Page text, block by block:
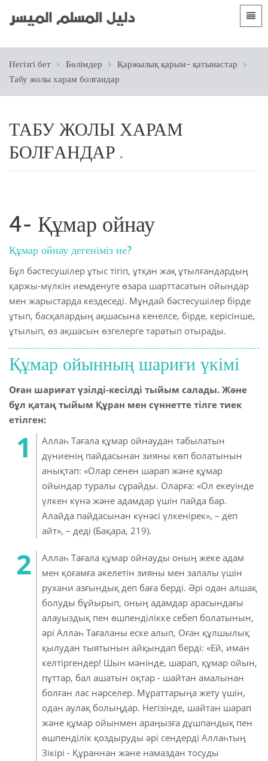
Кіріспе
الأقسام
Shqip
Français
Bahasa Indonesia
Қазақ
فارسی
Somali
Kiswahili
Türkçe
اردو
o'zbek
Yorùbá
Негізгі бет Бөлімдер
Қаржылық қарым- қатынастар
Табу жолы харам болғандар
ТАБУ ЖОЛЫ ХАРАМ
БОЛҒАНДАР
4- Құмар ойнау
Құмар ойнау дегеніміз не?
Бұл бәстесушілер ұтыс тігіп, ұтқан жақ ұтылғандардың
қаржы-мүлкін иемденуге өзара шарттасатын ойындар
мен жарыстарда кездеседі. Мұндай бәстесушілер бірде
ұтып, басқалардың ақшасына кенелсе, бірде, керісінше,
ұтылып, өз ақшасын өзгелерге таратып отырады.
Құмар ойынның шариғи үкімі
Оған шариғат үзілді-кесілді тыйым салады. Және
бұл қатаң тыйым Құран мен сүннетте тілге тиек
етілген:
Аллаһ Тағала құмар ойнаудан табылатын
дүниенің пайдасынан зияны көп болатынын
анықтап: «Олар сенен шарап және құмар
ойындар туралы сұрайды. Оларға: «Ол екеуінде
үлкен күнә және адамдар үшін пайда бар.
Алайда пайдасынан күнәсі үлкенірек», – деп
айт», – деді (Бақара, 219).
Аллаһ Тағала құмар ойнауды оның жеке адам
мен қоғамға әкелетін зияны мен залалы үшін
рухани азғындық деп баға берді. Әрі одан алшақ
болуды бұйырып, оның адамдар арасындағы
алауыздық пен өшпенділікке себеп болатынын,
әрі Аллаһ Тағаланы еске алып, Оған құлшылық
қылудан тыятынын айқындап берді: «Ей, иман
келтіргендер! Шын мәнінде, шарап, құмар ойын,
пұттар, бал ашатын оқтар - шайтан амалынан
болған лас нәрселер. Мұраттарыңа жету үшін,
одан аулақ болыңдар. Негізінде, шайтан шарап
және құмар ойынмен араңызға дұшпандық пен
өшпенділік қоздыруды әрі сендерді Аллаһтың
Зікірі - Құраннан және намаздан тосуды